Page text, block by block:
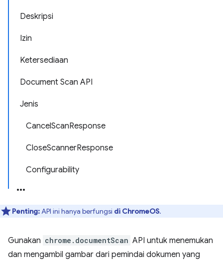
Deskripsi
Izin
Ketersediaan
Document Scan API
Jenis
CancelScanResponse
CloseScannerResponse
Configurability
Penting:API ini hanya berfungsi di ChromeOS.
Gunakan chrome.documentScan API untuk menemukan
dan mengambil gambar dari pemindai dokumen yang